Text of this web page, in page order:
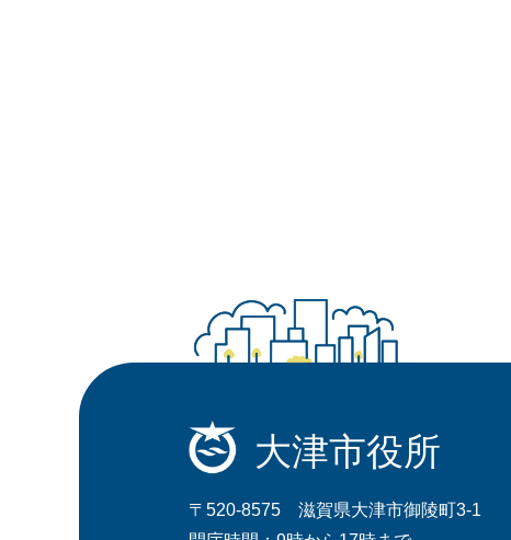
大津市役所
〒520-8575 滋賀県大津市御陵町3-1